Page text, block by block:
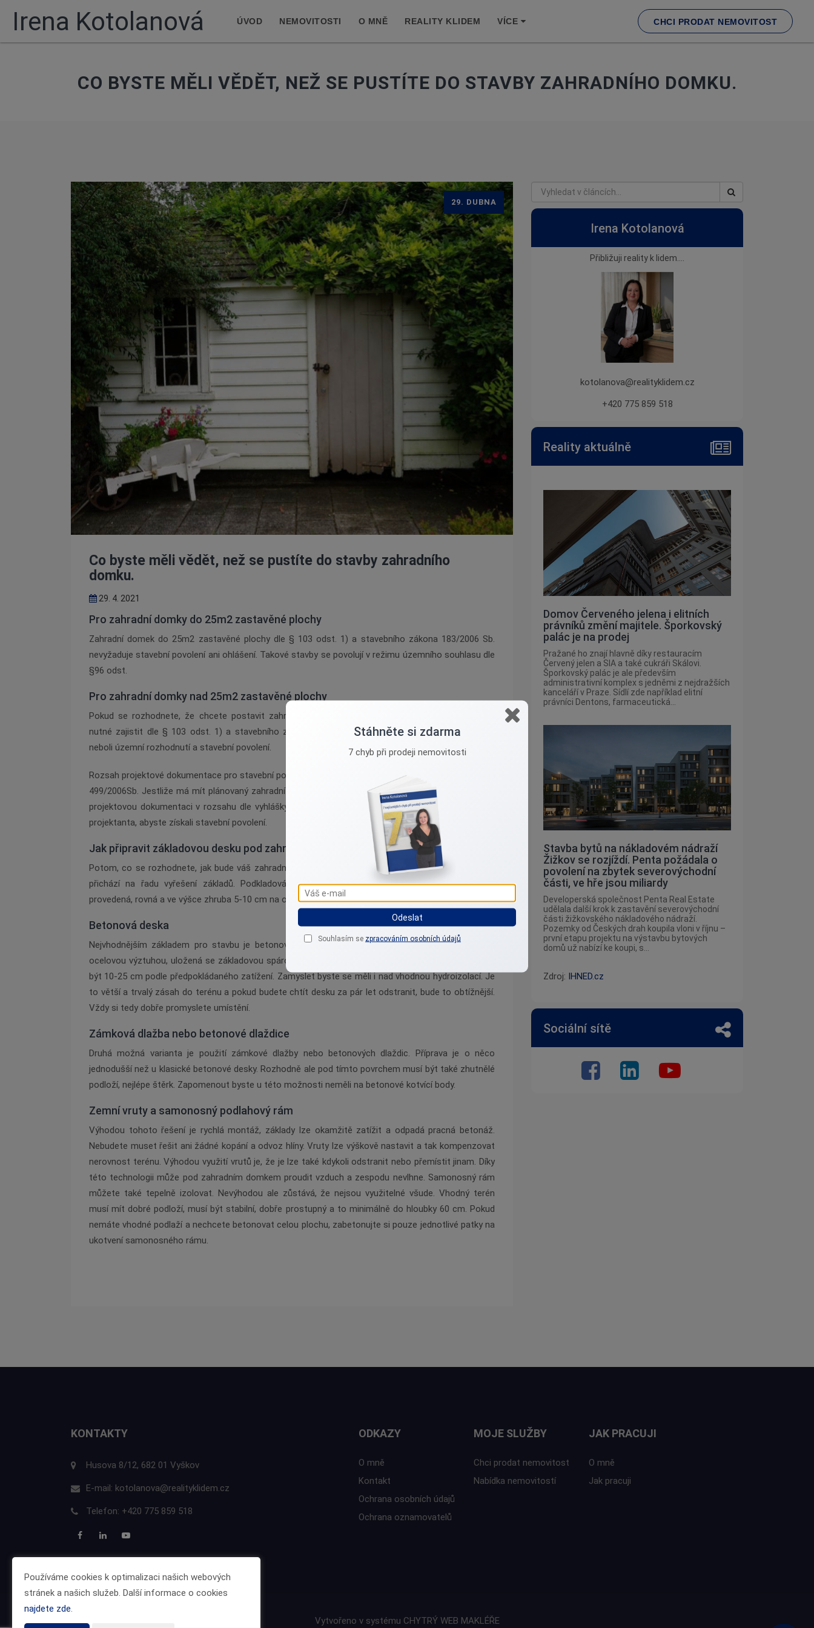
Irena Kotolanová ÚVOD NEMOVITOSTI O MNĚ REALITY KLIDEM VÍCE CHCI PRODAT NEMOVITOST
CO BYSTE MĚLI VĚDĚT, NEŽ SE PUSTÍTE DO STAVBY ZAHRADNÍHO DOMKU.
Co byste měli vědět, než se pustíte do stavby zahradního
domku.
29. 4. 2021
29. DUBNA
Pro zahradní domky do 25m2 zastavěné plochy
Zahradní domek do 25m2 zastavěné plochy dle § 103 odst. 1) a stavebního zákona 183/2006 Sb.
nevyžaduje stavební povolení ani ohlášení. Takové stavby se povolují v režimu územního souhlasu dle
§96 odst.
Pro zahradní domky nad 25m2 zastavěné plochy
Pokud se rozhodnete, že chcete postavit zahradní domek se zastavěnou plochou nad 25m2, je
nutné zajistit dle § 103 odst. 1) a stavebního zákona 183/2006 Sb. rozhodnutío umístění stavby
neboli územní rozhodnutí a stavební povolení.
Rozsah projektové dokumentace pro stavební povolení je podrobně uveden v pří
499/2006Sb. Jestliže má mít pl ánovaný zahradní domek více než 25 m2, je nutnénechat vypracovat
projektovou dokumentaci v rozsahu dle vyhlášky včetně situace její
ho umístění. To je již práce pro
projektanta, abyste získali stavební povolení.
Jak připravit základovou desku pod zahradní
Potom, co se rozhodnete, jak bude váš zahradní domek velký a k čemu bude složit, kde bude stát,
přichází na řadu vyřešení základů. Podkladová plocha by měla být v každém případě kvalitně
provedená, rovná a ve výšce zhruba 5-10 cm na okolním terénem.
Betonová deska
Nejvhodnějším základem pro stavbu je betonová deska, na štěrkovém podkladu s vnitřní nejl
ocelovou výztuhou, uložená se základovou spárou v hloubce, která nezamrzá. Výška desky by měla
být 10-25 cm podle předpokládaného zatížení. Zamyslet byste se měli i nad vhodnou hydroizolací. Je
to větší a trvalý zásah do terénu a pokud budete chtít desku za pár let odstranit, bude to obtížnější.
Vždy si tedy dobře promyslete umístění.
Zámková dlažba nebo betonové dlaždice
Druhá možná varianta je použití zámkové dlažby nebo betonových dlaždic. Příprava je o něco
jednodušší než u klasické betonové desky. Rozhodně ale pod tímto povrchem musí být také zhutněl é
podloží, nejl épe štěrk. Zapomenout byste u této možnosti neměli na betonové kotvící body.
Zemní vruty a samonosný podlahový rám
Výhodou tohoto řešení je rychlá montáž, základy lze okamžitě zatížit a odpadá pracná betonáž.
Nebudete muset řešit ani žádné kopání a odvoz hlíny. Vruty lze výškově nastavit a tak kompenzovat
nerovnost terénu. Výhodou využití vrutů je, že je lze také kdykoli odstranit nebo přemístit jinam. Díky
této technologii může pod zahradním domkem proudit vzduch a zespodu nevlhne. Samonosný rám
můžete také tepelně izolovat. Nevýhodou ale zůstává, že nejsou využitelnévšude. Vhodný terén
musí mít dobré podloží, musí být stabilní, dobře prostupný a to minimálně do hloubky 60 cm. Pokud
nemáte vhodné podlaží a nechcete betonovat celou plochu, zabetonujte si pouze jednotlivé patky na
ukotvení samonosného rámu.
Irena Kotolanová
Přibližuji reality k lidem....
kotolanova@realityklidem.cz
+420 775 859 518
Reality aktuálně
Domov Červeného jelena i elitních
právníků změní majitele. Šporkovský
palác je na prodej
Pražané ho znají hlavně díky restauracím
Červený jelen a SIA a také cukráři Skálovi.
Šporkovský palác je ale především
administrativní komplex s jedněmi z nejdražších
kanceláří v Praze. Sídlí zde například elitní
právníci Dentons, farmaceutická...
Stavba bytů na nákladovém nádraží
Žižkov se rozjíždí. Penta požádala o
povolení na zbytek severovýchodní
části, ve hře jsou miliardy
Developerská společnost Penta Real Estate
udělala další krok k zastavění severovýchodní
části žižkovského nákladového nádraží.
Pozemky od Českých drah koupila vloni v říjnu –
první etapu projektu na výstavbu bytových
domů už nabízí ke koupi, s...
Zdroj: IHNED.cz
Sociální sítě
KONTAKTY
Husova 8/12, 682 01 Vyškov
E-mail: kotolanova@realityklidem.cz
Telefon: +420 775 859 518
ODKAZY
O mně
Kontakt
Ochrana osobních údajů
Ochrana oznamovatelů
MOJE SLUŽBY
Chci prodat nemovitost
Nabídka nemovitostí
JAK PRACUJI
O mně
Jak pracuji
Vytvořeno v systému CHYTRÝ WEB MAKLÉŘE
Používáme cookies k optimalizaci našich webových
stránek a našich služeb. Další informace o cookies
najdete zde.
Stáhněte si zdarma
7 chyb při prodeji nemovitosti
Odeslat
Souhlasím se zpracováním osobních údajů